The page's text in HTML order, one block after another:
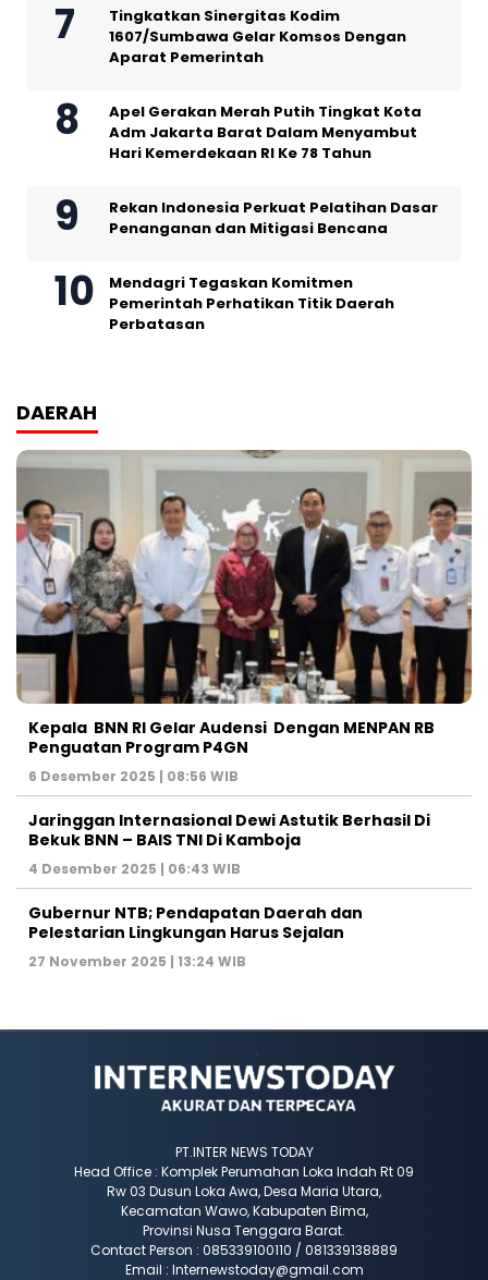
Tingkatkan Sinergitas Kodim
1607/Sumbawa Gelar Komsos Dengan
Aparat Pemerintah
Apel Gerakan Merah Putih Tingkat Kota
Adm Jakarta Barat Dalam Menyambut
Hari Kemerdekaan RI Ke 78 Tahun
Rekan Indonesia Perkuat Pelatihan Dasar
Penanganan dan Mitigasi Bencana
Mendagri Tegaskan Komitmen
Pemerintah Perhatikan Titik Daerah
Perbatasan
DAERAH
Kepala BNN RI Gelar Audensi Dengan MENPAN RB
Penguatan Program P4GN
6 Desember 2025 | 08:56 WIB
Jaringgan Internasional Dewi Astutik Berhasil Di
Bekuk BNN – BAIS TNI Di Kamboja
4 Desember 2025 | 06:43 WIB
Gubernur NTB; Pendapatan Daerah dan
Pelestarian Lingkungan Harus Sejalan
27 November 2025 | 13:24 WIB
PT.INTER NEWS TODAY
Head Office : Komplek Perumahan Loka Indah Rt 09
Rw 03 Dusun Loka Awa, Desa Maria Utara,
Kecamatan Wawo, Kabupaten Bima,
Provinsi Nusa Tenggara Barat.
Contact Person : 085339100110 / 081339138889
Email : Internewstoday@gmail.com